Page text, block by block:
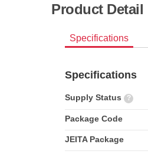
Product Detail
Specifications
Specifications
Supply Status ?
Package Code
JEITA Package